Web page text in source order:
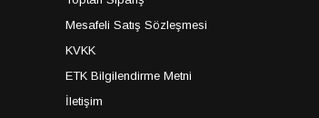
Mesafeli Satış Sözleşmesi
KVKK
ETK Bilgilendirme Metni
İletişim